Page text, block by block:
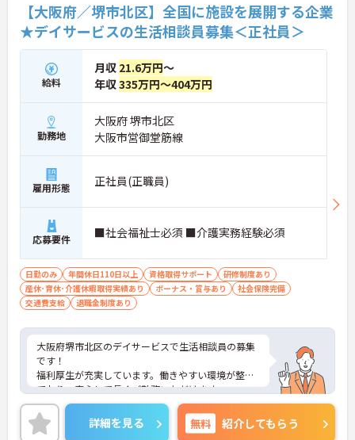
【大阪府／堺市北区】全国に施設を展開する企業
★デイサービスの生活相談員募集＜正社員＞
給料
月収 21.6万円～
年収335万円～404万円
勤務地
大阪府 堺市北区
大阪市営御堂筋線
雇用形態 正社員(正職員)
応募要件 ■社会福祉士必須 ■介護実務経験必須
日勤のみ 年間休日110日以上 資格取得サポート
研修制度あり
産休･育休･介護休暇取得実績あり
ボーナス・賞与あり
社会保険完備
交通費支給
退職金制度あり
大阪府堺市北区のデイサービスで生活相談員の募集
です！
福利厚生が充実しています。働きやすい環境が整っ
ており、安心して長くご勤務いただけます。
ご興味のある方には、面接対策ポイントなど、さら
に詳細をご案内しますのでお気軽にご相談くださ
い！
詳細を見る 無料 紹介してもらう